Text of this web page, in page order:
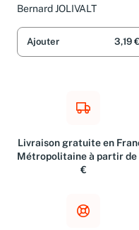
MacBook 2e édition
Bernard JOLIVALT
Ajouter 3,19 €
Livraison gratuite en
Métropolitaine à partir de
€